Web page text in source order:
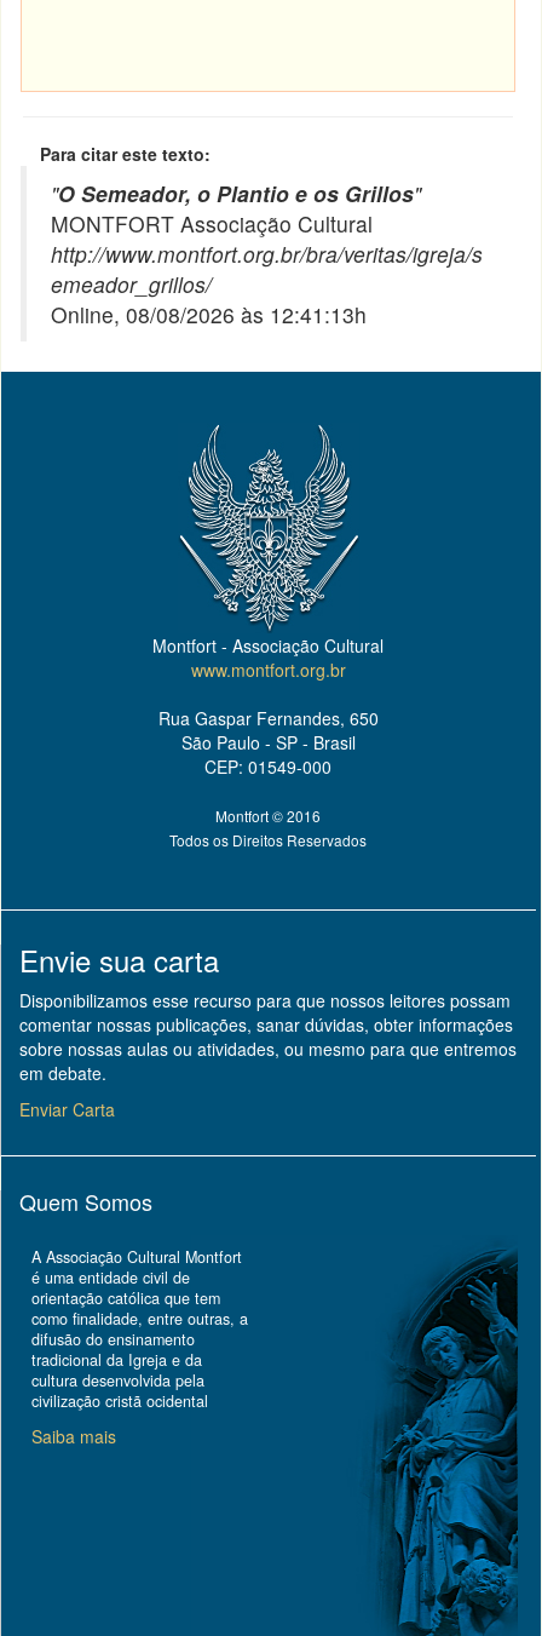
Para citar este texto:
"O Semeador, o Plantio e os Grillos"
MONTFORT Associação Cultural
http://www.montfort.org.br/bra/veritas/igreja/s
emeador_grillos/
Online, 08/08/2026 às 12:41:13h
Montfort - Associação Cultural
www.montfort.org.br
Rua Gaspar Fernandes, 650
São Paulo - SP - Brasil
CEP: 01549-000
Montfort © 2016
Todos os Direitos Reservados
Envie sua carta
Disponibilizamos esse recurso para que nossos leitores possam
comentar nossas publicações, sanar dúvidas, obter informações
sobre nossas aulas ou atividades, ou mesmo para que entremos
em debate.
Enviar Carta
Quem Somos
A Associação Cultural Montfort
é uma entidade civil de
orientação católica que tem
como finalidade, entre outras, a
difusão do ensinamento
tradicional da Igreja e da
cultura desenvolvida pela
civilização cristã ocidental
Saiba mais